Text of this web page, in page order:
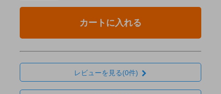
カートに入れる
レビューを見る(0件)